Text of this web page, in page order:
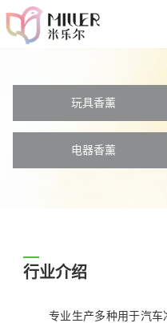
玩具香薰
电器香薰
行业介绍
专业生产多种用于汽